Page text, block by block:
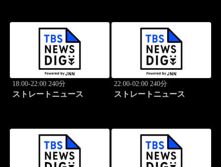
18:00-22:00 240分
ストレートニュース
22:00-02:00 240分
ストレートニュース